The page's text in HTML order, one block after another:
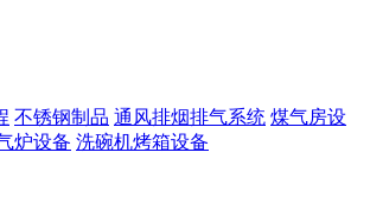
不锈钢制品 通风排烟排气系统 煤气房设
炉设备 洗碗机烤箱设备